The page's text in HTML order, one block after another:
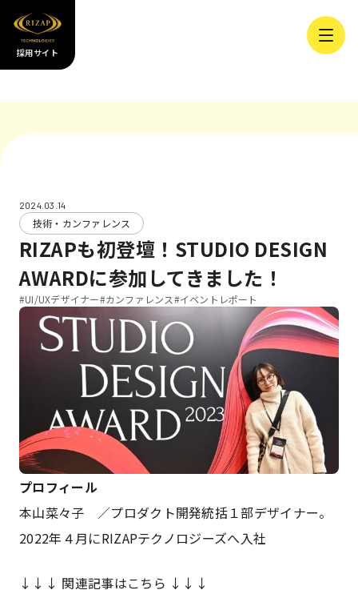
採用サイト
2024.03.14
技術・カンファレンス
RIZAPも初登壇！STUDIO DESIGN
AWARDに参加してきました！
#UI/UXデザイナー#カンファレンス#イベントレポート
プロフィール
本山菜々子 ／プロダクト開発統括１部デザイナー。
2022年４月にRIZAPテクノロジーズへ入社
↓↓↓ 関連記事はこちら ↓↓↓